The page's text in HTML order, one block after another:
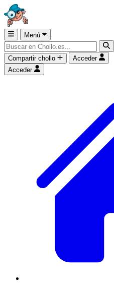
Menú
Compartir chollo
Acceder
Acceder